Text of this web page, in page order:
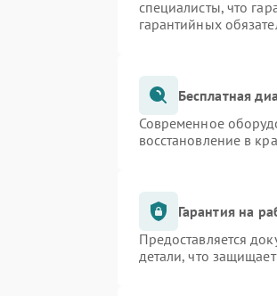
специалисты, что
гарантийных
Бесплатная
Современное
восстановление в
Гарантия на
Предоставляется
детали, что